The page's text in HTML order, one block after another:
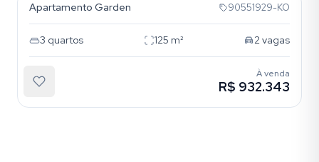
Apartamento Garden 90551929-KO
3 quartos 125 m² 2vagas
À venda
R$ 932.343